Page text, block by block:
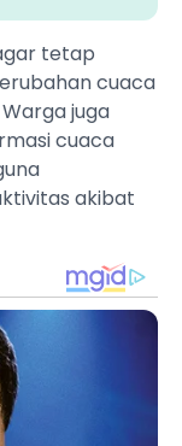
tetap
cuaca
juga
cuaca
akibat